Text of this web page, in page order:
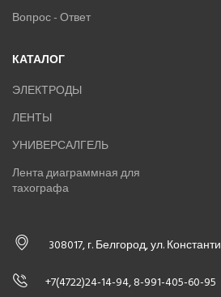
Вопрос - Ответ
КАТАЛОГ
ЭЛЕКТРОДЫ
ЛЕНТЫ
УНИВЕРСАЛГЕЛЬ
Лента диаграммная для
тахографа
308017, г. Белгород, ул.
+7(4722)24-14-94, 8-991-405-60-95